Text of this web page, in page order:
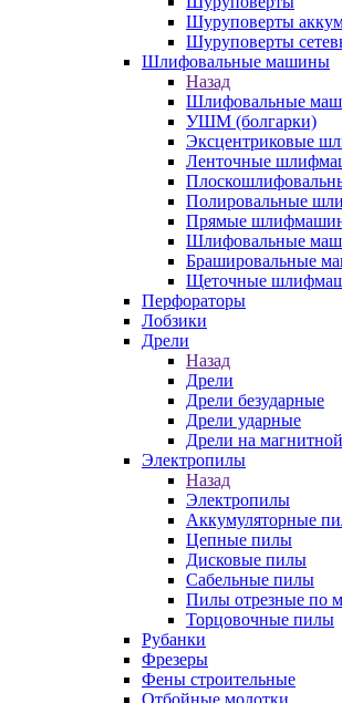
Шуруповерты
Шуруповерты
Шлифовальные машины
Назад
Шлифовальные
УШМ (болгарки)
Эксцентриковые
Ленточные
Полировальные
Прямые
Шлифовальные
Брашировальные
Щеточные
Перфораторы
Лобзики
Дрели
Назад
Дрели
Дрели безударные
Дрели ударные
Дрели на
Электропилы
Назад
Электропилы
Аккумуляторные
Цепные пилы
Дисковые пилы
Сабельные пилы
Пилы отрезные по
Торцовочные пилы
Рубанки
Фрезеры
Фены строительные
Отбойные молотки